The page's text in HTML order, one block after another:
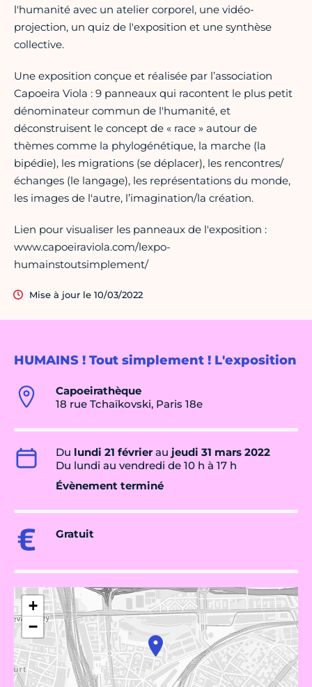
HUMAINS ! Tout simplement ! L'exposition
Capoeirathèque
18 rue Tchaïkovski, Paris 18e
Du lundi 21 févrierau jeudi 31 mars 2022
Du lundi au vendredi de 10 h à 17 h
Évènement terminé
Gratuit
+
−
l'humanité avec un atelier corporel, une vidéo-
projection, un quiz de l'exposition et une synthèse
collective.
Une exposition conçue et réalisée par l’association
Capoeira Viola : 9 panneaux qui racontent le plus petit
dénominateur commun de l'humanité, et
déconstruisent le concept de « race » autour de
thèmes comme la phylogénétique, la marche (la
bipédie), les migrations (se déplacer), les rencontres/
échanges (le langage), les représentations du monde,
les images de l'autre, l’imagination/la création.
Lien pour visualiser les panneaux de l'exposition :
www.capoeiraviola.com/lexpo-
humainstoutsimplement/
Mise à jour le 10/03/2022